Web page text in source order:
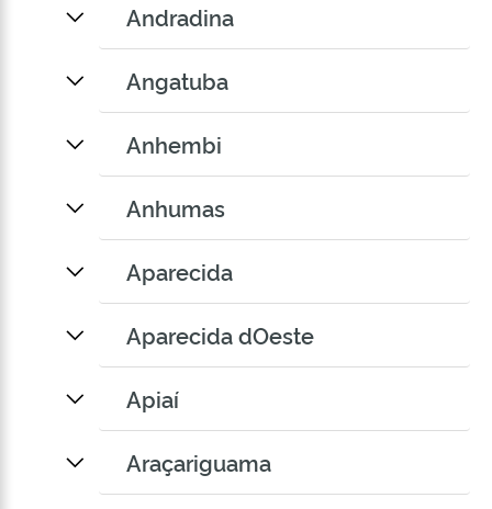
Andradina
Angatuba
Anhembi
Anhumas
Aparecida
Aparecida dOeste
Apiaí
Araçariguama